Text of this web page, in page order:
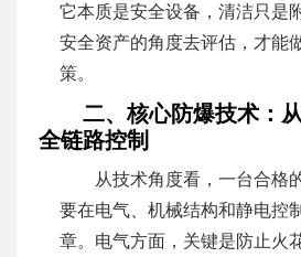
它本质是安全设备，清洁只是
安全资产的角度去评估，才能
策。
二、核心防爆技术：
全链路控制
从技术角度看，一台合格
要在电气、机械结构和静电控
章。电气方面，关键是防止火